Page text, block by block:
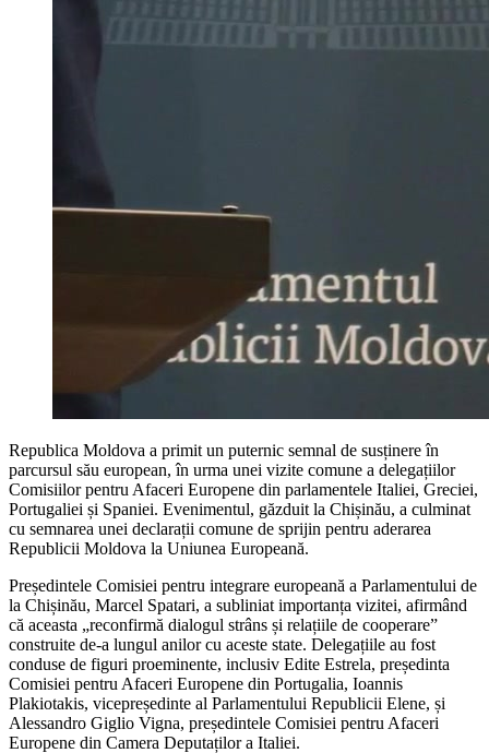
Republica Moldova a primit un puternic semnal de susținere în
parcursul său european, în urma unei vizite comune a delegațiilor
Comisiilor pentru Afaceri Europene din parlamentele Italiei, Greciei,
Portugaliei și Spaniei. Evenimentul, găzduit la Chișinău, a culminat
cu semnarea unei declarații comune de sprijin pentru aderarea
Republicii Moldova la Uniunea Europeană.
Președintele Comisiei pentru integrare europeană a Parlamentului de
la Chișinău, Marcel Spatari, a subliniat importanța vizitei, afirmând
că aceasta „reconfirmă dialogul strâns și relațiile de cooperare”
construite de-a lungul anilor cu aceste state. Delegațiile au fost
conduse de figuri proeminente, inclusiv Edite Estrela, președinta
Comisiei pentru Afaceri Europene din Portugalia, Ioannis
Plakiotakis, vicepreședinte al Parlamentului Republicii Elene, și
Alessandro Giglio Vigna, președintele Comisiei pentru Afaceri
Europene din Camera Deputaților a Italiei.